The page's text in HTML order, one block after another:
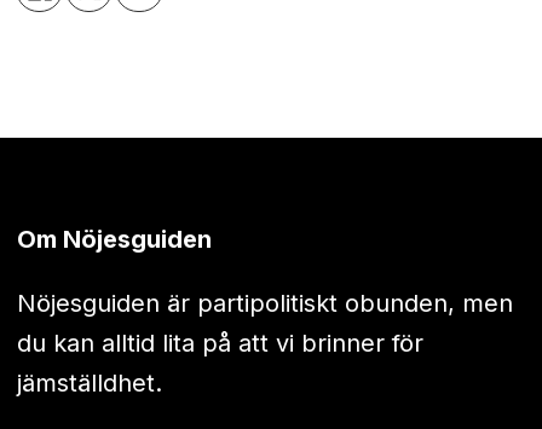
Om Nöjesguiden
Nöjesguiden är partipolitiskt obunden, men
du kan alltid lita på att vi brinner för
jämställdhet.